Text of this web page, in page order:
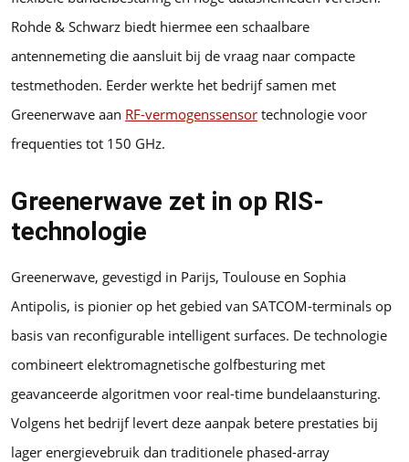
Rohde & Schwarz biedt hiermee een schaalbare
antennemeting die aansluit bij de vraag naar compacte
testmethoden. Eerder werkte het bedrijf samen met
Greenerwave aan RF-vermogenssensor technologie voor
frequenties tot 150 GHz.
Greenerwave zet in op RIS-
technologie
Greenerwave, gevestigd in Parijs, Toulouse en Sophia
Antipolis, is pionier op het gebied van SATCOM-terminals op
basis van reconfigurable intelligent surfaces. De technologie
combineert elektromagnetische golfbesturing met
geavanceerde algoritmen voor real-time bundelaansturing.
Volgens het bedrijf levert deze aanpak betere prestaties bij
lager energievebruik dan traditionele phased-array